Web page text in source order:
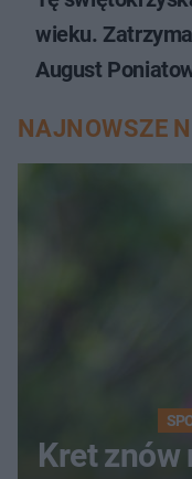
wieku.
August
NAJNOWSZE
Kret znów